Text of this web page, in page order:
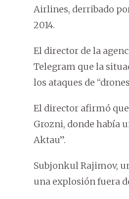
Airlines, derribado
2014.
El director de la
Telegram que la
los ataques de
El director afirmó
Grozni, donde había
Aktau”.
Subjonkul Rajimov,
una explosión fuera